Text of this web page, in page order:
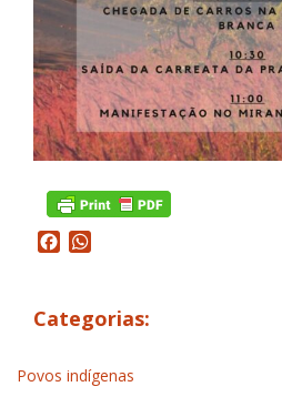
Facebook
Categorias:
Povos indígenas